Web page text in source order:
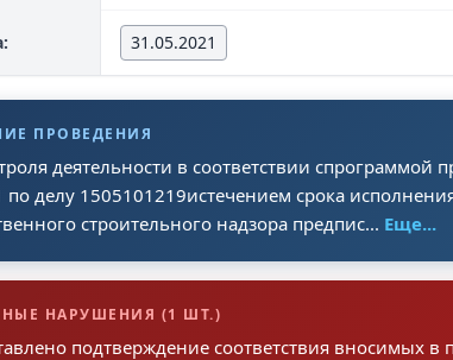
31.05.2021
ПРОВЕДЕНИЯ
деятельности в соответствии спрограммой
по делу 1505101219истечением срока
строительного надзора предпис... Еще...
НАРУШЕНИЯ (1 ШТ.)
подтверждение соответствия вносимых